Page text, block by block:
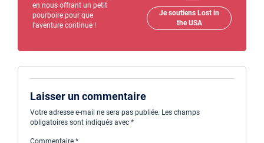
en nous offrant un petit
pourboire pour que
l'aventure continue !
Je soutiens Lost in
the USA
Laisser un commentaire
Votre adresse e-mail ne sera pas publiée. Les champs
obligatoires sont indiqués avec *
Commentaire *